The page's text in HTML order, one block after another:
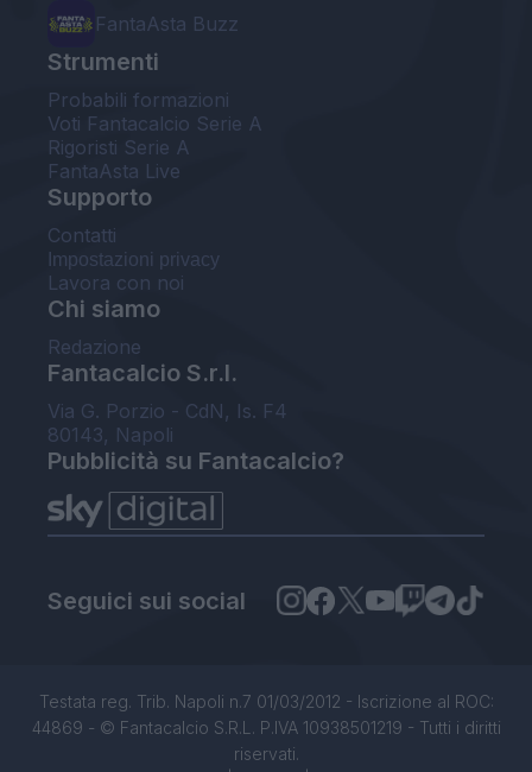
FantaAsta Buzz
Strumenti
Probabili formazioni
Voti Fantacalcio Serie A
Rigoristi Serie A
FantaAsta Live
Supporto
Contatti
Impostazioni privacy
Lavora con noi
Chi siamo
Redazione
Fantacalcio S.r.l.
Via G. Porzio - CdN, Is. F4
80143, Napoli
Pubblicità su Fantacalcio?
Seguici sui social
Testata reg. Trib. Napoli n.7 01/03/2012 - Iscrizione al ROC:
44869 - © Fantacalcio S.R.L. P.IVA 10938501219 - Tutti i diritti
riservati.